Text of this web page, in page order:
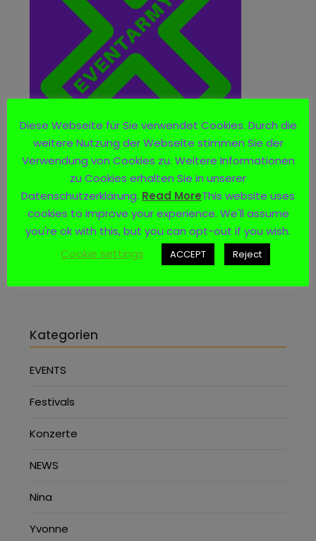
Social Media
Kategorien
EVENTS
Festivals
Konzerte
NEWS
Nina
Yvonne
Diese Webseite für Sie verwendet Cookies. Durch die
weitere Nutzung der Webseite stimmen Sie der
Verwendung von Cookies zu. Weitere Informationen
zu Cookies erhalten Sie in unserer
Datenschutzerklärung. Read MoreThis website uses
cookies to improve your experience. We'll assume
you're ok with this, but you can opt-out if you wish.
Cookie settings
ACCEPT Reject